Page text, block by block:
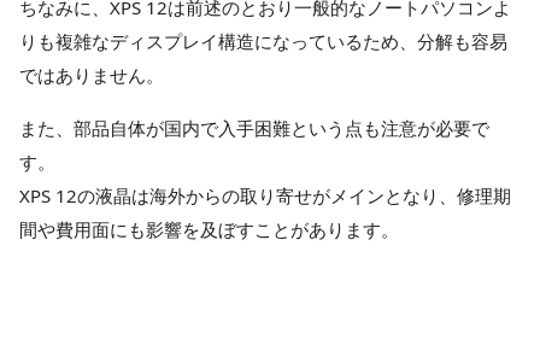
ちなみに、XPS 12は前述のとおり一般的なノートパソコンよ
りも複雑なディスプレイ構造になっているため、分解も容易
ではありません。
また、部品自体が国内で入手困難という点も注意が必要で
す。
XPS 12の液晶は海外からの取り寄せがメインとなり、修理期
間や費用面にも影響を及ぼすことがあります。